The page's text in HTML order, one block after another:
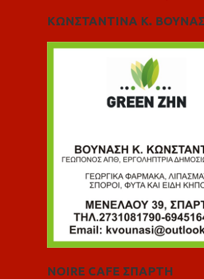
ΚΩΝΣΤΑΝΤΙΝΑ Κ.
NOIRE CAFE ΣΠΑΡΤΗ